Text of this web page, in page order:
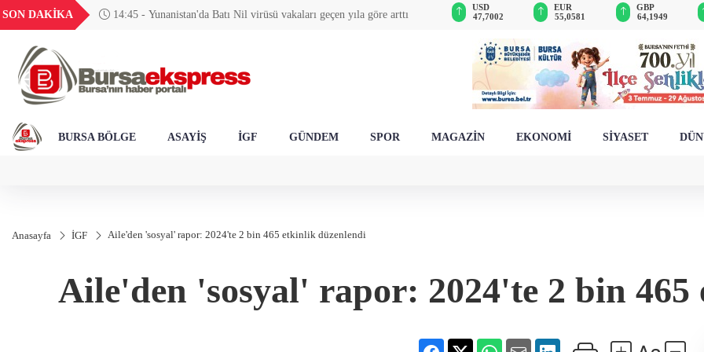
SON DAKİKA 14:45 - Yunanistan'da Batı Nil virüsü vakaları geçen yıla göre arttı
TND
16,2411
27,9743
0,0018
6.618,53
13.805,50
USD
47,7002
EUR
55,0581
GBP
64,1949
BURSA BÖLGE ASAYİŞ İGF GÜNDEM SPOR MAGAZİN EKONOMİ SİYASET
Anasayfa İGF Aile'den 'sosyal' rapor: 2024'te 2 bin 465 etkinlik düzenlendi
Aile'den 'sosyal' rapor: 2024'te 2 bin